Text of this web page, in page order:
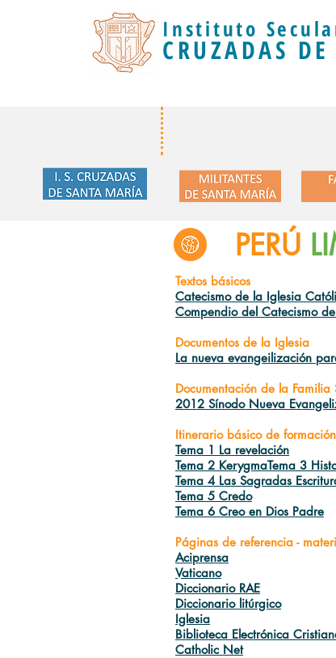
Instituto
CRUZADAS
PERÚ
Textos básicos
Catecismo de la Iglesia
Compendio del Catecismo
Documentos de la Iglesia
La nueva evangeilización
Documentación de la
2012 Sínodo Nueva
Itinerario básico de
Tema 1 La revelación
Tema 2 KerygmaTema 3
Tema 4 Las Sagradas
Tema 5 Credo
Tema 6 Creo en Dios Padre
Páginas de referencia -
Aciprensa
Vaticano
Diccionario RAE
Diccionario litúrgico
Iglesia
Biblioteca Electrónica
Catholic Net